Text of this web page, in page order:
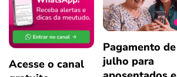
Acesse o canal
Pagamento de
julho para